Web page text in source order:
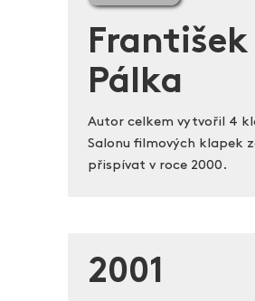
František
Pálka
Autor celkem vytvořil 4
Salonu filmových klapek
přispívat v roce 2000.
2001